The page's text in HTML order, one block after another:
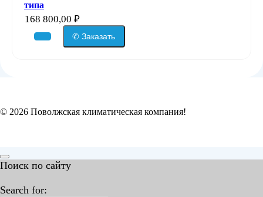
типа
168 800,00 ₽
✆ Заказать
© 2026 Поволжская климатическая компания!
Поиск по сайту
Search for: